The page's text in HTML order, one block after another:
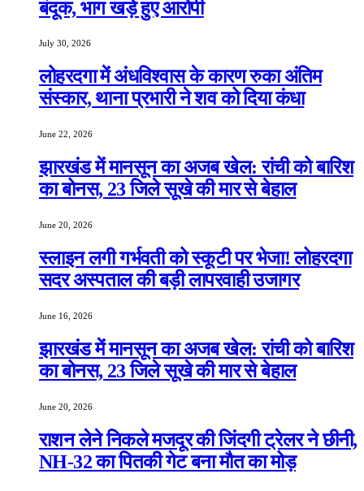
बंदूक, भाग खड़े हुए आरोपी
July 30, 2026
लोहरदगा में अंधविश्वास के कारण रुका अंतिम
संस्कार, थाना प्रभारी ने शव को दिया कंधा
June 22, 2026
झारखंड में मानसून का अजब खेल: रांची को बारिश
का बोनस, 23 जिले सूखे की मार से बेहाल
June 20, 2026
स्लाइन लगी गर्भवती को स्कूटी पर भेजा! लोहरदगा
सदर अस्पताल की बड़ी लापरवाही उजागर
June 16, 2026
झारखंड में मानसून का अजब खेल: रांची को बारिश
का बोनस, 23 जिले सूखे की मार से बेहाल
June 20, 2026
राशन लेने निकले मजदूर की जिंदगी ट्रेलर ने छीनी,
NH-32 का पितकी गेट बना मौत का मोड़